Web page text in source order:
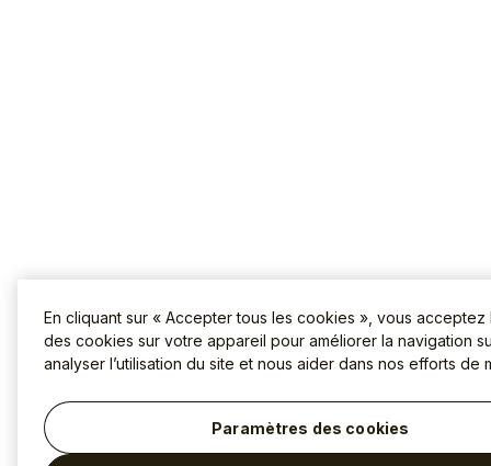
En cliquant sur « Accepter tous les cookies », vous
des cookies sur votre appareil pour améliorer la navigation
analyser l’utilisation du site et nous aider dans nos efforts de
Paramètres des cookies